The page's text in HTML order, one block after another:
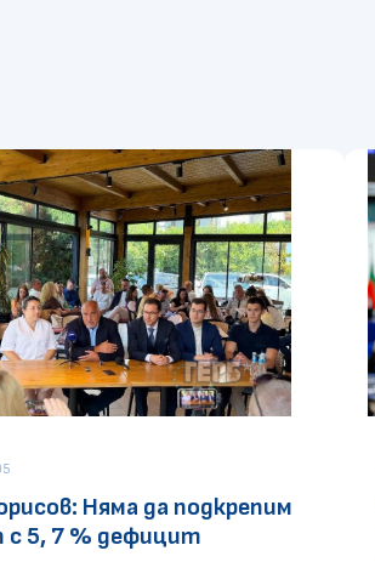
Няма да подкрепим
5, 7 % дефицит